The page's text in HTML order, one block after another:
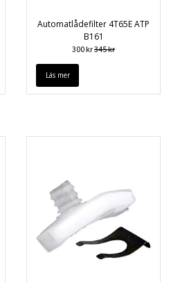
Automatlådefilter 4T65E ATP
B161
300 kr345 kr
Läs mer